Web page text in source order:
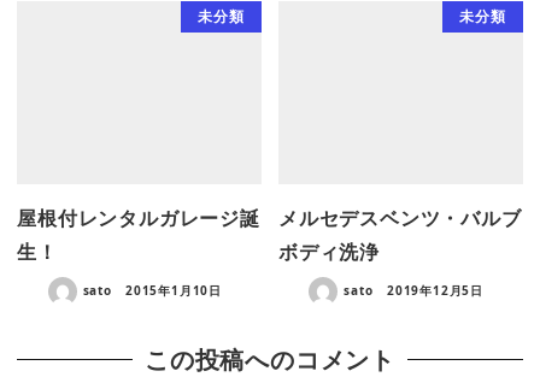
未分類
屋根付レンタルガレージ誕
生！
sato 2015年1月10日
未分類
メルセデスベンツ・バルブ
ボディ洗浄
sato 2019年12月5日
この投稿へのコメント